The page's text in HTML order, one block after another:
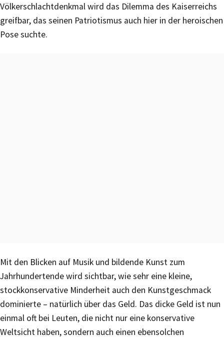
Völkerschlachtdenkmal wird das Dilemma des Kaiserreichs
greifbar, das seinen Patriotismus auch hier in der heroischen
Pose suchte.
Mit den Blicken auf Musik und bildende Kunst zum
Jahrhundertende wird sichtbar, wie sehr eine kleine,
stockkonservative Minderheit auch den Kunstgeschmack
dominierte – natürlich über das Geld. Das dicke Geld ist nun
einmal oft bei Leuten, die nicht nur eine konservative
Weltsicht haben, sondern auch einen ebensolchen